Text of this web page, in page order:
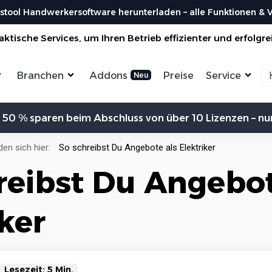
Handwerkersoftware herunterladen – alle Funktionen &
Services, um Ihren Betrieb effizienter und
Aufträge verwalten
Bestellungen
Trockenbauer
Bodenleger
Enegrieberater
Hausverwalter
Büroservice
Gebäudereinigung
Branchen Addons Preise Service
Magazin
Bei uns findest du spannendes Blogartikel
vieles mehr ...
Lexikon
Bei uns im Lexikon findest du zu allen
Roadmap & Ideen
Nutzen
% sparen beim Abschluss von über 10 Lizenzen –
sich hier: So schreibst Du Angebote als Elektriker
Du
Lesezeit: 5 Min.